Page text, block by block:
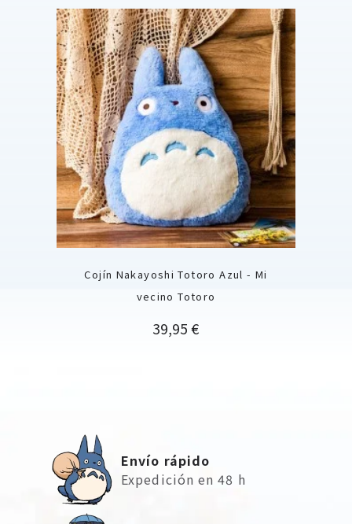
Cojín Nakayoshi Totoro Azul - Mi
vecino Totoro
Precio
39,95 €
Envío rápido
Expedición en 48 h